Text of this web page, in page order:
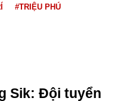
#TRIỆU PHÚ
Sik: Đội tuyển